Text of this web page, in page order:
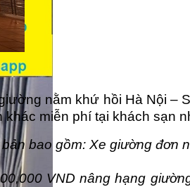
nằm khứ hồi Hà Nội –
miễn phí tại khách sạn
bao gồm: Xe giường đơn
VND nâng hạng